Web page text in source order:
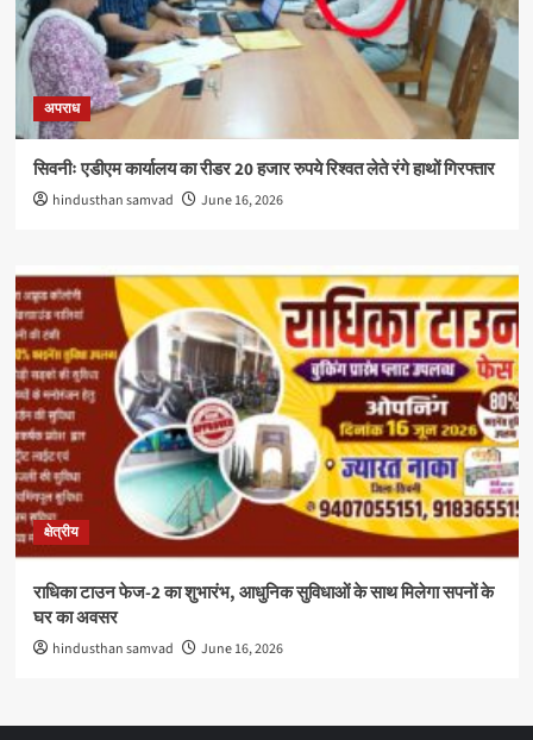
अपराध
सिवनीः एडीएम कार्यालय का रीडर 20 हजार रुपये रिश्वत लेते रंगे हाथों गिरफ्तार
hindusthan samvad June 16, 2026
क्षेत्रीय
राधिका टाउन फेज-2 का शुभारंभ, आधुनिक सुविधाओं के साथ मिलेगा सपनों के
घर का अवसर
hindusthan samvad June 16, 2026